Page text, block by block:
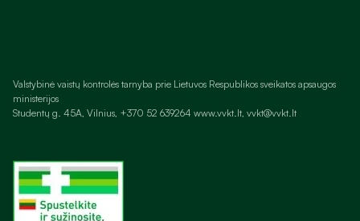
Valstybinė vaistų kontrolės tarnyba prie Lietuvos Respublikos sveikatos apsaugos
ministerijos
Studentų g. 45A, Vilnius, +370 52 639264 www.vvkt.lt, vvkt@vvkt.lt